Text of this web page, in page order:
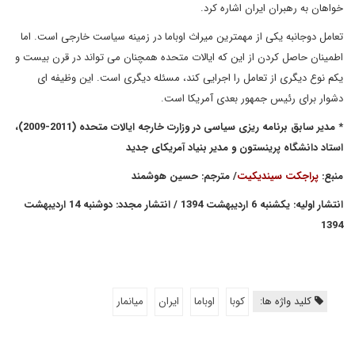
خواهان به رهبران ایران اشاره کرد.
تعامل دوجانبه یکی از مهمترین میراث اوباما در زمینه سیاست خارجی است. اما
اطمینان حاصل کردن از این که ایالات متحده همچنان می تواند در قرن بیست و
یکم نوع دیگری از تعامل را اجرایی کند، مسئله دیگری است. این وظیفه ای
دشوار برای رئیس جمهور بعدی آمریکا است.
* مدیر سابق برنامه ریزی سیاسی در وزارت خارجه ایالات متحده (2011-2009)،
استاد دانشگاه پرینستون و مدیر بنیاد آمریکای جدید
منبع: پراجکت سیندیکیت/ مترجم: حسین هوشمند
انتشار اولیه: یکشنبه 6 اردیبهشت 1394 / انتشار مجدد: دوشنبه 14 اردیبهشت
1394
کلید واژه ها: کوبا اوباما ايران ميانمار